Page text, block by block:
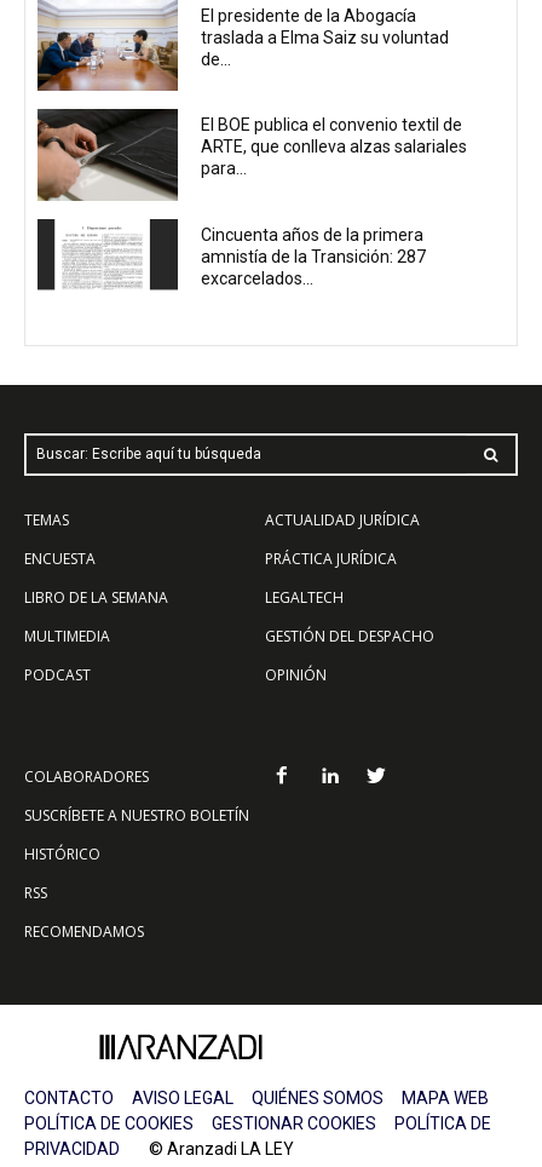
El presidente de la Abogacía
traslada a Elma Saiz su voluntad
de...
El BOE publica el convenio textil de
ARTE, que conlleva alzas salariales
para...
Cincuenta años de la primera
amnistía de la Transición: 287
excarcelados...
Buscar: Escribe aquí tu búsqueda
TEMAS
ENCUESTA
LIBRO DE LA SEMANA
MULTIMEDIA
PODCAST
ACTUALIDAD JURÍDICA
PRÁCTICA JURÍDICA
LEGALTECH
GESTIÓN DEL DESPACHO
OPINIÓN
COLABORADORES
SUSCRÍBETE A NUESTRO BOLETÍN
HISTÓRICO
RSS
RECOMENDAMOS
CONTACTO AVISO LEGAL QUIÉNES SOMOS
MAPA WEB
POLÍTICA DE COOKIES
GESTIONAR COOKIES
POLÍTICA DE
PRIVACIDAD © Aranzadi LA LEY